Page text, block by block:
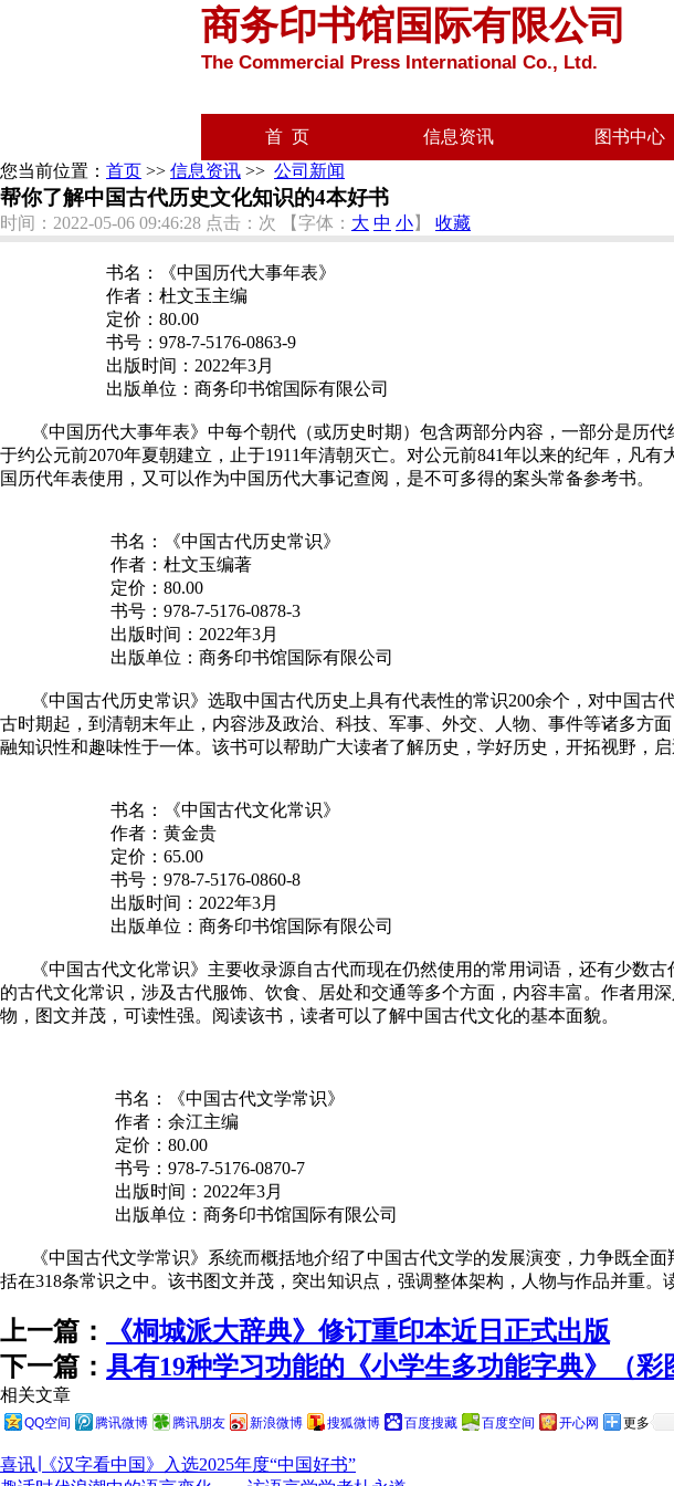
商务印书馆国际有限公司
The Commercial Press International Co., Ltd.
首 页 信息资讯 图书中心
您当前位置： 首页 >> 信息资讯 >> 公司新闻
帮你了解中国古代历史文化知识的4本好书
时间：2022-05-06 09:46:28 点击： 次 【字体： 大 中 小】 收藏
书名：《中国历代大事年表》
作者：杜文玉主编
定价： 80.00
书号： 978-7-5176-0863-9
出版时间： 2022年3月
出版单位：商务印书馆国际有限公司
《中国历代大事年表》中每个朝代（或历史时期）包含两部分内容，一部分是历
于约公元前2070年夏朝建立，止于1911年清朝灭亡。对公元前841年以来的纪年，凡有
国历代年表使用，又可以作为中国历代大事记查阅，是不可多得的案头常备参考书。
书名：《中国古代历史常识》
作者：杜文玉编著
定价： 80.00
书号： 978-7-5176-0878-3
出版时间： 2022年3月
出版单位：商务印书馆国际有限公司
《中国古代历史常识》选取中国古代历史上具有代表性的常识200余个，对中国古
古时期起，到清朝末年止，内容涉及政治、科技、军事、外交、人物、事件等诸多方
融知识性和趣味性于一体。该书可以帮助广大读者了解历史，学好历史，开拓视野，启
书名：《中国古代文化常识》
作者：黄金贵
定价： 65.00
书号： 978-7-5176-0860-8
出版时间： 2022年3月
出版单位：商务印书馆国际有限公司
《中国古代文化常识》主要收录源自古代而现在仍然使用的常用词语，还有少数
的古代文化常识，涉及古代服饰、饮食、居处和交通等多个方面，内容丰富。作者用
物，图文并茂，可读性强。阅读该书，读者可以了解中国古代文化的基本面貌。
书名：《中国古代文学常识》
作者：余江主编
定价： 80.00
书号： 978-7-5176-0870-7
出版时间： 2022年3月
出版单位：商务印书馆国际有限公司
《中国古代文学常识》系统而概括地介绍了中国古代文学的发展演变，力争既全
括在318条常识之中。该书图文并茂，突出知识点，强调整体架构，人物与作品并重
上一篇：
《桐城派大辞典》修订重印本近日正式出版
下一篇： 具有19种学习功能的《小学生多功能字典》（彩
相关文章
QQ空间 腾讯微博 腾讯朋友 新浪微博 搜狐微博 百度搜藏 百度空间 开心网 更多
喜讯∣《汉字看中国》入选2025年度“中国好书”